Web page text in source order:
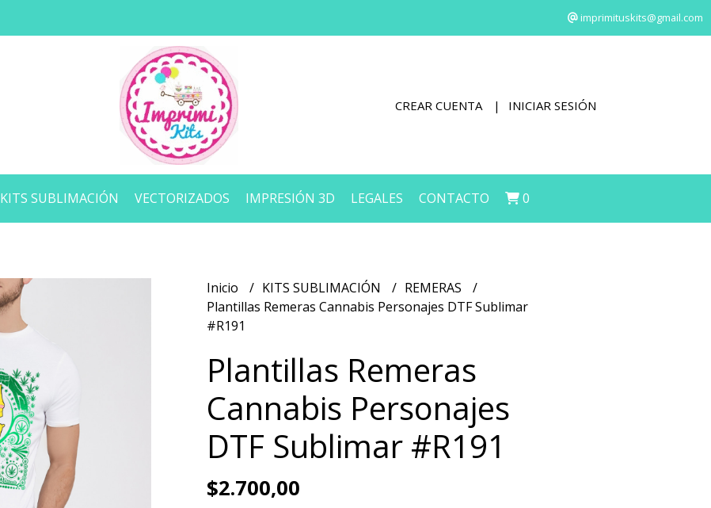
imprimituskits@gmail.com
CREAR CUENTA INICIAR SESIÓN
KITS SUBLIMACIÓN VECTORIZADOS IMPRESIÓN 3D LEGALES CONTACTO 0
Inicio KITS SUBLIMACIÓN
REMERAS
Plantillas Remeras Cannabis Personajes DTF Sublimar
#R191
Plantillas Remeras
Cannabis Personajes
DTF Sublimar #R191
$2.700,00